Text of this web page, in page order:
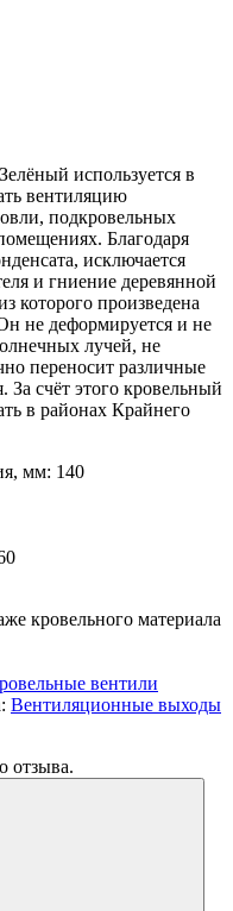
используется в
вентиляцию
подкровельных
Благодаря
исключается
и гниение деревянной
которого произведена
не деформируется и не
лучей, не
переносит различные
счёт этого кровельный
в районах Крайнего
мм: 140
кровельного материала
вентили
Вентиляционные выходы
отзыва.